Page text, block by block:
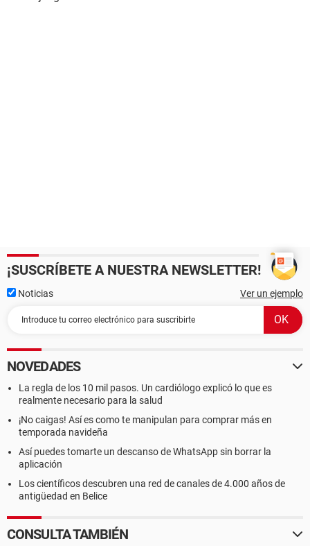
¡SUSCRÍBETE A NUESTRA NEWSLETTER!
Noticias Ver un ejemplo
NOVEDADES
La regla de los 10 mil pasos. Un cardiólogo explicó lo que es
realmente necesario para la salud
¡No caigas! Así es como te manipulan para comprar más en
temporada navideña
Así puedes tomarte un descanso de WhatsApp sin borrar la
aplicación
Los científicos descubren una red de canales de 4.000 años de
antigüedad en Belice
CONSULTA TAMBIÉN